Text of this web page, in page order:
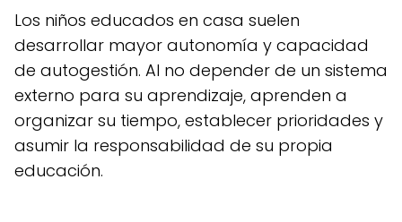
Los niños educados en casa suelen
desarrollar mayor autonomía y capacidad
de autogestión. Al no depender de un sistema
externo para su aprendizaje, aprenden a
organizar su tiempo, establecer prioridades y
asumir la responsabilidad de su propia
educación.